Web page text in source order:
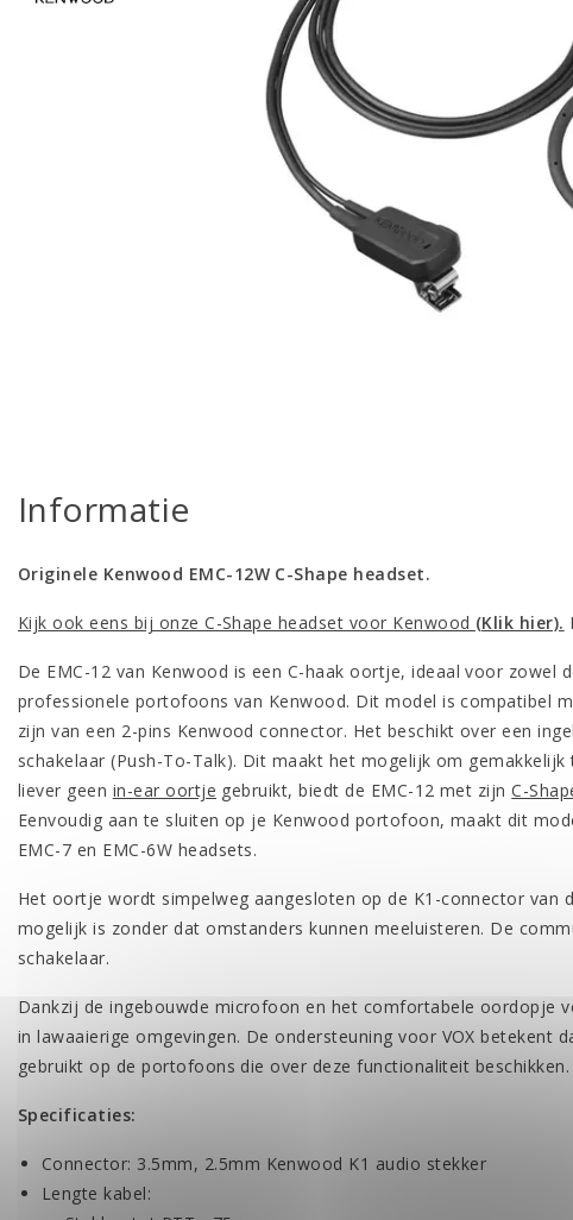
Informatie
Originele Kenwood EMC-12W C-Shape headset.
Kijk ook eens bij onze C-Shape headset voor Kenwood (Klik hier).
De EMC-12 van Kenwood is een C-haak oortje, ideaal voor zowel
professionele portofoons van Kenwood. Dit model is compatibel
zijn van een 2-pins Kenwood connector. Het beschikt over een
schakelaar (Push-To-Talk). Dit maakt het mogelijk om
liever geen in-ear oortje gebruikt, biedt de EMC-12 met zijnC-
Eenvoudig aan te sluiten op je Kenwood portofoon, maakt dit
EMC-7 en EMC-6W headsets.
Het oortje wordt simpelweg aangesloten op de K1-connector van
mogelijk is zonder dat omstanders kunnen meeluisteren. De
schakelaar.
Dankzij de ingebouwde microfoon en het comfortabele oordopje
in lawaaierige omgevingen. De ondersteuning voor VOX betekent
gebruikt op de portofoons die over deze functionaliteit beschikken.
Specificaties:
Connector: 3.5mm, 2.5mm Kenwood K1 audio stekker
Lengte kabel: